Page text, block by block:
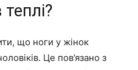
що ноги у жінок
Це пов’язано з